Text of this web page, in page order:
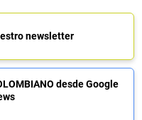
newsletter
desde Google